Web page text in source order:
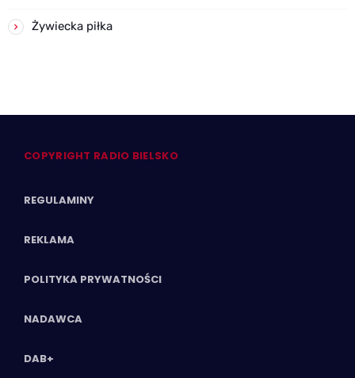
Żywiecka piłka
COPYRIGHT RADIO BIELSKO
REGULAMINY
REKLAMA
POLITYKA PRYWATNOŚCI
NADAWCA
DAB+